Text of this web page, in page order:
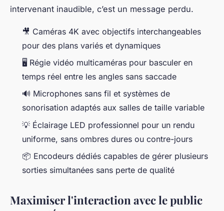
intervenant inaudible, c’est un message perdu.
🎥 Caméras 4K avec objectifs interchangeables
pour des plans variés et dynamiques
🖥️ Régie vidéo multicaméras pour basculer en
temps réel entre les angles sans saccade
🔊 Microphones sans fil et systèmes de
sonorisation adaptés aux salles de taille variable
💡 Éclairage LED professionnel pour un rendu
uniforme, sans ombres dures ou contre-jours
📦 Encodeurs dédiés capables de gérer plusieurs
sorties simultanées sans perte de qualité
Maximiser l'interaction avec le public